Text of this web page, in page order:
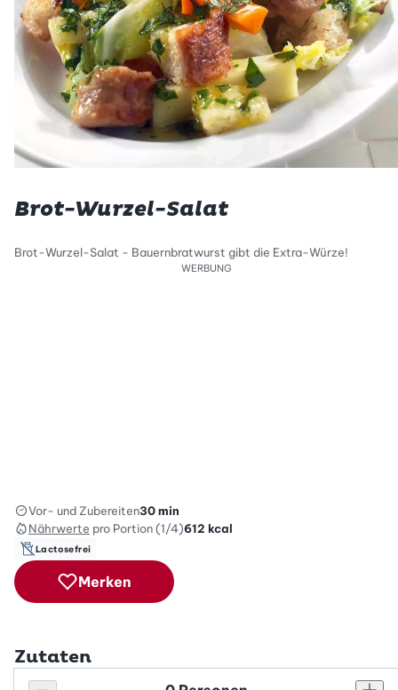
Brot-Wurzel-Salat
Brot-Wurzel-Salat - Bauernbratwurst gibt die Extra-Würze!
WERBUNG
Vor- und Zubereiten30 min
Nährwerte pro Portion (1/4)612 kcal
Lactosefrei
Merken
Zutaten